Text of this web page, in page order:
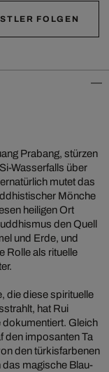
FOLGEN
Prabang, stürzen
Wasserfalls über
mutet das
Mönche
heiligen Ort
den Quell
und Erde, und
Rolle als rituelle
die diese spirituelle
hat Rui
Gleich
den imposanten Ta
den türkisfarbenen
magische Blau-